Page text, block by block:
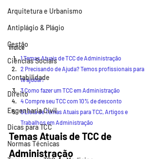
Arquitetura e Urbanismo
Antiplágio & Plágio
Gestão
Ciências Sociais
Contabilidade
Direito
Engenharia Civil
Dicas para TCC
Normas Técnicas
Índice
1 Temas Atuais de TCC de Administração
2 Precisando de Ajuda? Temos profissionais para
te ajudar!
3 Como fazer um TCC em Administração
4 Compre seu TCC com 10% de desconto
5 Lista de Temas Atuais para TCC, Artigos e
Trabalhos em Administração
Temas Atuais de TCC de
Administração